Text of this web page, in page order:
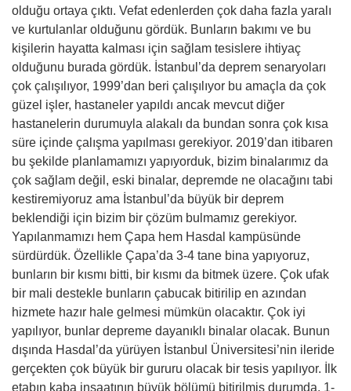
olduğu ortaya çıktı. Vefat edenlerden çok daha fazla yaralı
ve kurtulanlar olduğunu gördük. Bunların bakımı ve bu
kişilerin hayatta kalması için sağlam tesislere ihtiyaç
olduğunu burada gördük. İstanbul’da deprem senaryoları
çok çalışılıyor, 1999’dan beri çalışılıyor bu amaçla da çok
güzel işler, hastaneler yapıldı ancak mevcut diğer
hastanelerin durumuyla alakalı da bundan sonra çok kısa
süre içinde çalışma yapılması gerekiyor. 2019’dan itibaren
bu şekilde planlamamızı yapıyorduk, bizim binalarımız da
çok sağlam değil, eski binalar, depremde ne olacağını tabi
kestiremiyoruz ama İstanbul’da büyük bir deprem
beklendiği için bizim bir çözüm bulmamız gerekiyor.
Yapılanmamızı hem Çapa hem Hasdal kampüsünde
sürdürdük. Özellikle Çapa’da 3-4 tane bina yapıyoruz,
bunların bir kısmı bitti, bir kısmı da bitmek üzere. Çok ufak
bir mali destekle bunların çabucak bitirilip en azından
hizmete hazır hale gelmesi mümkün olacaktır. Çok iyi
yapılıyor, bunlar depreme dayanıklı binalar olacak. Bunun
dışında Hasdal’da yürüyen İstanbul Üniversitesi’nin ileride
gerçekten çok büyük bir gururu olacak bir tesis yapılıyor. İlk
etabın kaba inşaatının büyük bölümü bitirilmiş durumda. 1-